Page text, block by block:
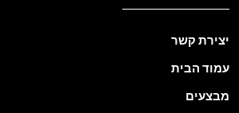
יצירת קשר
עמוד הבית
מבצעים